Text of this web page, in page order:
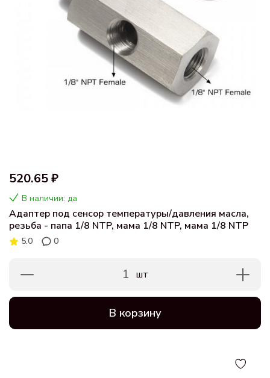
520.65 ₽
В наличии: да
Адаптер под сенсор температуры/давления масла,
резьба - папа 1/8 NTP, мама 1/8 NTP, мама 1/8 NTP
5.0 0
1 шт
В корзину